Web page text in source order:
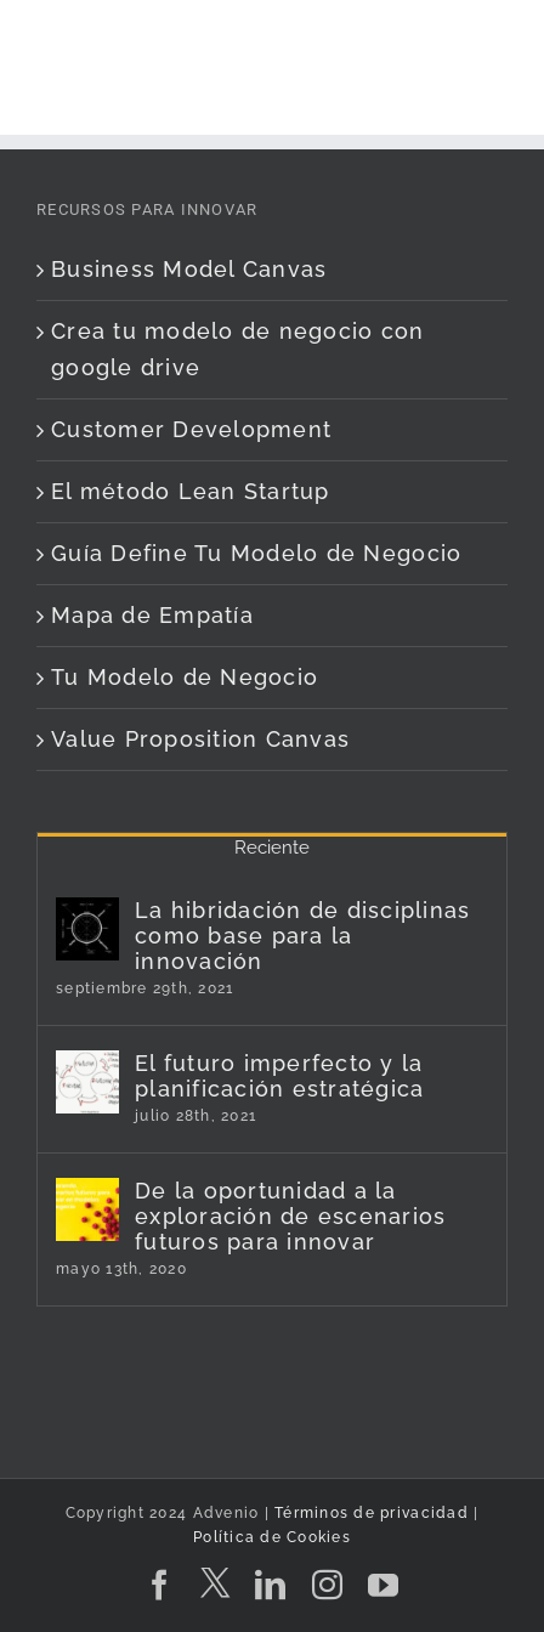
RECURSOS PARA INNOVAR
Business Model Canvas
Crea tu modelo de negocio con
google drive
Customer Development
El método Lean Startup
Guía Define Tu Modelo de Negocio
Mapa de Empatía
Tu Modelo de Negocio
Value Proposition Canvas
Reciente
La hibridación de disciplinas
como base para la
innovación
septiembre 29th, 2021
El futuro imperfecto y la
planificación estratégica
julio 28th, 2021
De la oportunidad a la
exploración de escenarios
futuros para innovar
mayo 13th, 2020
Copyright 2024 Advenio | Términos de privacidad
Política de Cookies
Facebook
TwitterLinkedIn
Instagram